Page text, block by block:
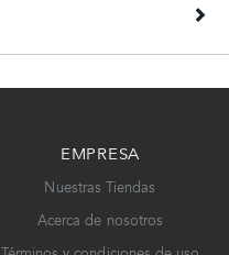
EMPRESA
Nuestras Tiendas
Acerca de nosotros